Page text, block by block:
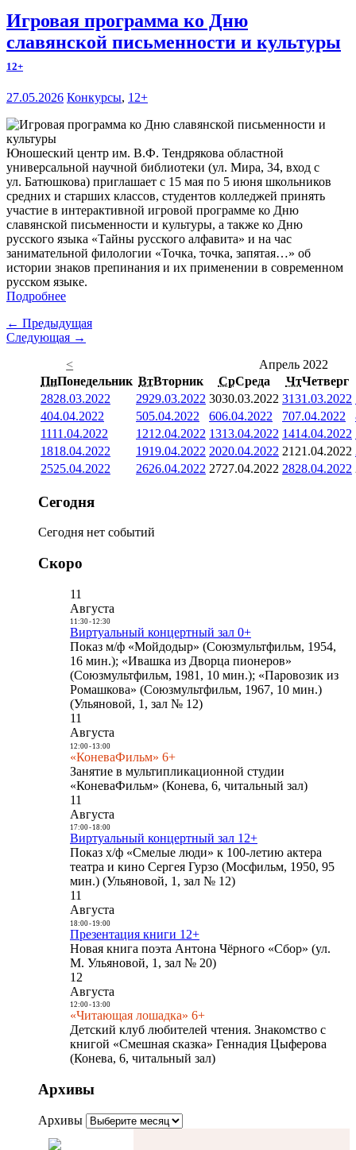
Игровая программа ко Дню
славянской письменности и культуры
12+
27.05.2026 Конкурсы, 12+
Юношеский центр им. В.Ф. Тендрякова областной
универсальной научной библиотеки (ул. Мира, 34, вход с
ул. Батюшкова) приглашает с 15 мая по 5 июня школьников
средних и старших классов, студентов колледжей принять
участие в интерактивной игровой программе ко Дню
славянской письменности и культуры, а также ко Дню
русского языка «Тайны русского алфавита» и на час
занимательной филологии «Точка, точка, запятая…» об
истории знаков препинания и их применении в современном
русском языке.
Подробнее
← Предыдущая
Следующая →
<
Апрель 2022
ПнПонедельник ВтВторник СрСреда ЧтЧетверг
2828.03.2022 2929.03.2022 3030.03.2022 3131.03.2022
404.04.2022 505.04.2022 606.04.2022 707.04.2022
1111.04.2022 1212.04.2022 1313.04.2022 1414.04.2022
1818.04.2022 1919.04.2022 2020.04.2022 21 21.04.2022
2525.04.2022 2626.04.2022 2727.04.2022 2828.04.2022
Сегодня
Сегодня нет событий
Скоро
11
Августа
11:30- 12:30
Виртуальный концертный зал 0+
Показ м/ф «Мойдодыр» (Союзмультфильм, 1954,
16 мин.); «Ивашка из Дворца пионеров»
(Союзмультфильм, 1981, 10 мин.); «Паровозик из
Ромашкова» (Союзмультфильм, 1967, 10 мин.)
(Ульяновой, 1, зал № 12)
11
Августа
12:00- 13:00
«КоневаФильм» 6+
Занятие в мультипликационной студии
«КоневаФильм» (Конева, 6, читальный зал)
11
Августа
17:00- 18:00
Виртуальный концертный зал 12+
Показ х/ф «Смелые люди» к 100-летию актера
театра и кино Сергея Гурзо (Мосфильм, 1950, 95
мин.) (Ульяновой, 1, зал № 12)
11
Августа
18:00- 19:00
Презентация книги 12+
Новая книга поэта Антона Чёрного «Сбор» (ул.
М. Ульяновой, 1, зал № 20)
12
Августа
12:00- 13:00
«Читающая лошадка» 6+
Детский клуб любителей чтения. Знакомство с
книгой «Смешная сказка» Геннадия Цыферова
(Конева, 6, читальный зал)
Архивы
Архивы